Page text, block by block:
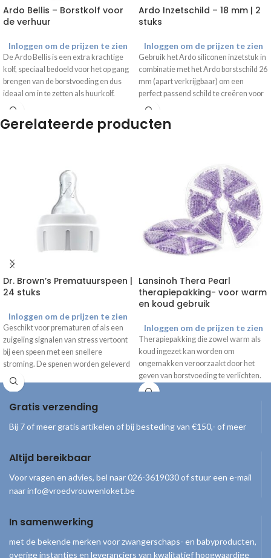
Ardo Bellis – Borstkolf voor
de verhuur
Inloggen om de prijzen te zien
De Ardo Bellis is een extra krachtige
kolf, speciaal bedoeld voor het op gang
brengen van de borstvoeding en dus
ideaal om in te zetten als huurkolf.
Inhoud
Ardo Bellis borstkolf
Voedingsadapter met USB-kabel
Ardo Bellis is ideaal om in te zetten als
verhuurkolf voor meerdere
gebruikers. De benodigde afkolfset
NIETmeegeleverd, aangezien
dient te gebruiken in verband met de
hygiëne.
Ardo Inzetschild – 18 mm | 2
stuks
Inloggen om de prijzen te zien
Gebruik het Ardo siliconen inzetstuk in
combinatie met het Ardo borstschild 26
mm (apart verkrijgbaar) om een
perfect passend schild te creëren voor
de Ardo borstkolf.
Gerelateerde producten
Dr. Brown’s Prematuurspeen |
24 stuks
Inloggen om de prijzen te zien
Geschikt voor prematuren of als een
zuigeling signalen van stress vertoont
bij een speen met een snellere
stroming. De spenen worden geleverd
met een speenring en zijn individueel
verpakt.
Lansinoh Thera Pearl
therapiepakking- voor warm
en koud gebruik
Inloggen om de prijzen te zien
Therapiepakking die zowel warm als
koud ingezet kan worden om
ongemakken veroorzaakt door het
geven van borstvoeding te verlichten.
Gratis verzending
Bij 7 of meer gratis artikelen of bij besteding van €150,- of meer
Altijd bereikbaar
Voor vragen en advies, bel naar 026-3619030 of stuur een e-mail
naar info@vroedvrouwenloket.be
In samenwerking
met de bekende merken voor zwangerschaps- en babyproducten,
overige instanties en leveranciers van kwalitatief hoogwaardige